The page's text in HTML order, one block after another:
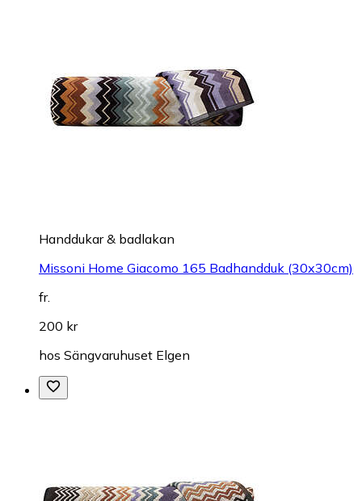
Handdukar & badlakan
Missoni Home Giacomo 165 Badhandduk (30x30cm)
fr.
200 kr
hos Sängvaruhuset Elgen